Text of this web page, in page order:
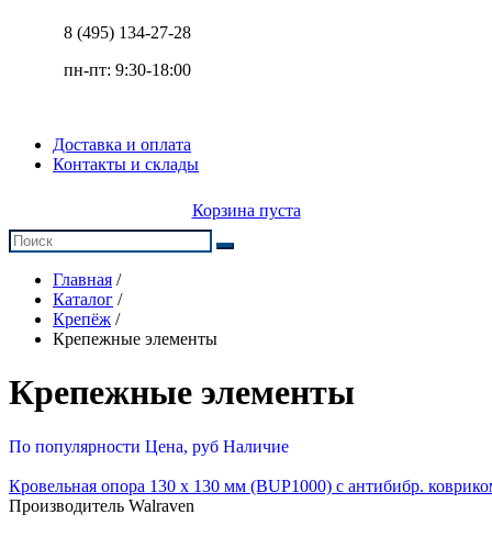
8 (495) 134-27-28
пн-пт: 9:30-18:00
Доставка и оплата
Контакты и склады
Корзина пуста
Главная /
Каталог /
Крепёж /
Крепежные элементы
Крепежные элементы
По популярности Цена, руб Наличие
Кровельная опора 130 х 130 мм (BUP1000) с антибибр.
Производитель Walraven